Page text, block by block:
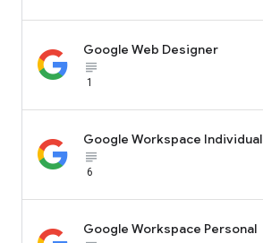
Google Web Designer
subject_black
1
Google Workspace Individual
subject_black
6
Google Workspace Personal